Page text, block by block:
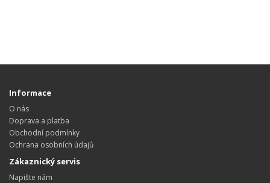
Informace
O nás
Doprava a platba
Obchodní podmínky
Ochrana osobních údajů
Zákaznický servis
Napište nám